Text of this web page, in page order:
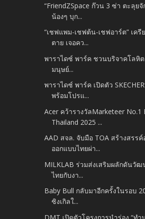
“FriendZSpace ก๊วน 3 ซ่า ตะลุยจั
น้องๆ บุก...
“เชฟแพม-เชฟต้น-เชฟอาร์ต” เครี
ตาย เจอคว...
พาราไดซ์ พาร์ค ชวนบริจาคโลหิ
มนุษย์...
พาราไดซ์ พาร์ค เปิดตัว
พร้อมโปรแ...
Acer คว้ารางวัลMarketeer No.1
Thailand 2025 ...
AAD สจล. จับมือ TOA สร้างสรร
ออกแบบไทยผ่า...
MILKLAB ร่วมส่งเสริมผลักดันวั
ไทยกับงา...
Baby Bull กลับมาอีกครั้งในรอบ
ซิงเกิลใ...